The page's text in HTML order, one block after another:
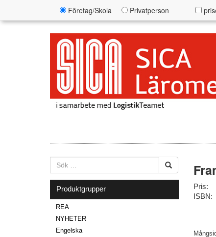
Företag/Skola Privatperson
Produktgrupper
REA
NYHETER
Engelska
Pris:
ISBN: